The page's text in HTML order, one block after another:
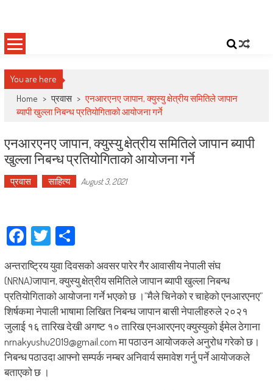
content
You are here
Home > प्रवास > एनआरएनए जापान, क्युस्यु क्षेत्रीय समितिले जापान
ब्यापी खुल्ला निबन्ध प्रतियोगिताको आयोजना गर्ने
एनआरएनए जापान, क्युस्यु क्षेत्रीय समितिले जापान ब्यापी
खुल्ला निबन्ध प्रतियोगिताको आयोजना गर्ने
प्रवास साहित्य August 3, 2021
Facebook
TwitterShare
अन्तराष्ट्रिय युवा दिवसको अवसर पारेर गैर आवासीय नेपाली संघ
(NRNA)जापान, क्युस्यु क्षेत्रीय समितिले जापान ब्यापी खुल्ला निबन्ध
प्रतियोगिताको आयोजना गर्ने भएको छ ।”मैले चिनेको र चाहेको एनआरएनए”
शिर्षकमा नेपाली भाषामा लिखित निबन्ध जापान बासी नेपालीहरुले २०२१
जुलाई १६ तारिख देखी अगष्ट १० तारिख एनआरएनए क्युस्युको ईमेल ठेगाना
nrnakyushu2019@gmail.com मा पठाउन आयोजकले अनुरोध गरेको छ।
निबन्ध पठाउदा आफ्नो सम्पर्क नम्बर अनिवार्य समावेश गर्नु पर्ने आयोजकले
बताएको छ ।